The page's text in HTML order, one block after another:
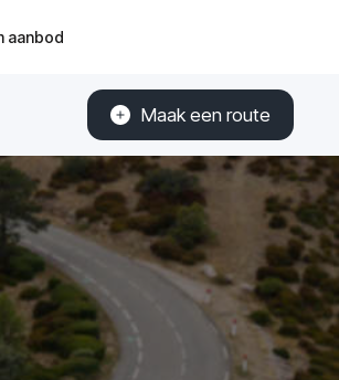
aanbod
Maak een route